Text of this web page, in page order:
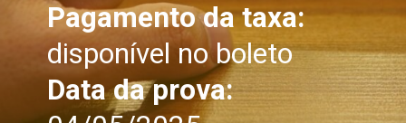
Pagamento da taxa:
disponível no boleto
Data da prova: